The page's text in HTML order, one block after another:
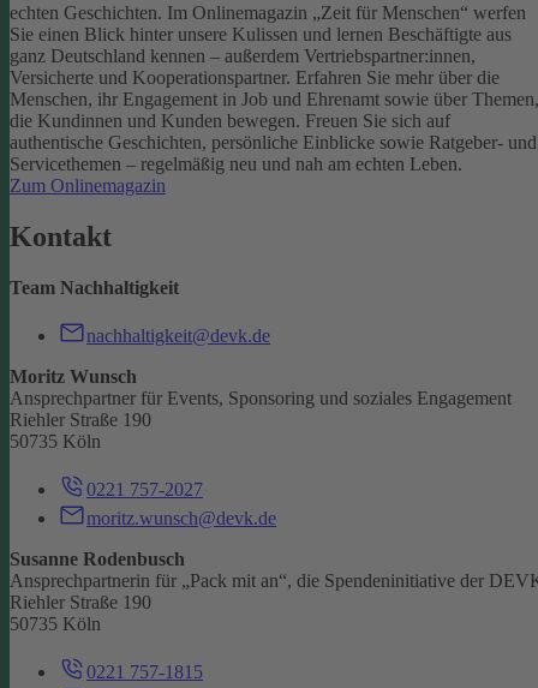
echten Geschichten. Im Onlinemagazin „Zeit für Menschen“ werfen
Sie einen Blick hinter unsere Kulissen und lernen Beschäftigte aus
ganz Deutschland kennen – außerdem Vertriebspartner:innen,
Versicherte und Kooperationspartner. Erfahren Sie mehr über die
Menschen, ihr Engagement in Job und Ehrenamt sowie über Themen,
die Kundinnen und Kunden bewegen. Freuen Sie sich auf
authentische Geschichten, persönliche Einblicke sowie Ratgeber- und
Servicethemen – regelmäßig neu und nah am echten Leben.
Zum Onlinemagazin
Kontakt
Team Nachhaltigkeit
nachhaltigkeit@devk.de
Moritz Wunsch
Ansprechpartner für Events, Sponsoring und soziales Engagement
Riehler Straße 190
50735 Köln
0221 757-2027
moritz.wunsch@devk.de
Susanne Rodenbusch
Ansprechpartnerin für „Pack mit an“, die Spendeninitiative der
Riehler Straße 190
50735 Köln
0221 757-1815